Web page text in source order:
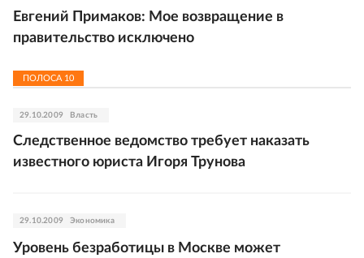
Евгений Примаков: Мое возвращение в
правительство исключено
ПОЛОСА 10
29.10.2009 Власть
Следственное ведомство требует наказать
известного юриста Игоря Трунова
29.10.2009 Экономика
Уровень безработицы в Москве может